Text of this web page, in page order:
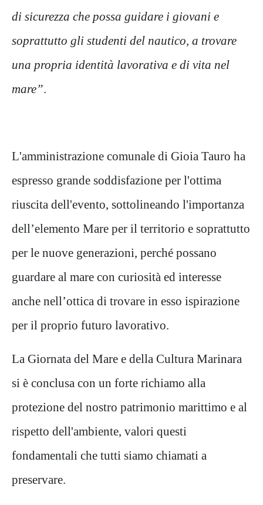
di sicurezza che possa guidare i giovani e
soprattutto gli studenti del nautico, a trovare
una propria identità lavorativa e di vita nel
mare”.
L'amministrazione comunale di Gioia Tauro ha
espresso grande soddisfazione per l'ottima
riuscita dell'evento, sottolineando l'importanza
dell’elemento Mare per il territorio e soprattutto
per le nuove generazioni, perché possano
guardare al mare con curiosità ed interesse
anche nell’ottica di trovare in esso ispirazione
per il proprio futuro lavorativo.
La Giornata del Mare e della Cultura Marinara
si è conclusa con un forte richiamo alla
protezione del nostro patrimonio marittimo e al
rispetto dell'ambiente, valori questi
fondamentali che tutti siamo chiamati a
preservare.